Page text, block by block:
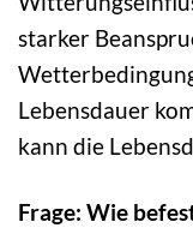
starker
Lebensdauer
kann die
Frage: Wie